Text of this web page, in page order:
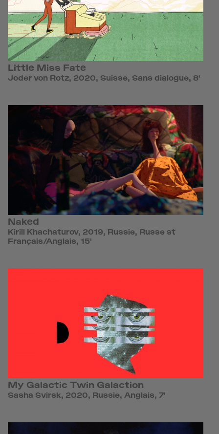
Little Miss Fate
Joder von Rotz, 2020, Suisse, Sans dialogue, 8'
Naked
Kirill Khachaturov, 2019, Russie, Russe st
Français/Anglais, 15'
My Galactic Twin Galaction
Sasha Svirsk, 2020, Russie, Anglais, 7'